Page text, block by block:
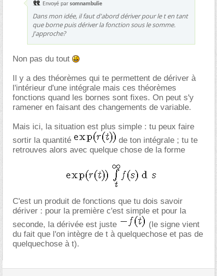
Envoyé par somnambulie
Dans mon idée, il faut d'abord dériver pour le t en tant
que borne puis dériver la fonction sous le somme.
J'approche?
Non pas du tout
Il y a des théorèmes qui te permettent de dériver à
l'intérieur d'une intégrale mais ces théorèmes
fonctions quand les bornes sont fixes. On peut s'y
ramener en faisant des changements de variable.
Mais ici, la situation est plus simple : tu peux faire
sortir la quantité
de ton intégrale ; tu te
retrouves alors avec quelque chose de la forme
C'est un produit de fonctions que tu dois savoir
dériver : pour la première c'est simple et pour la
seconde, la dérivée est juste
(le signe vient
du fait que l'on intègre de t à quelquechose et pas de
quelquechose à t).